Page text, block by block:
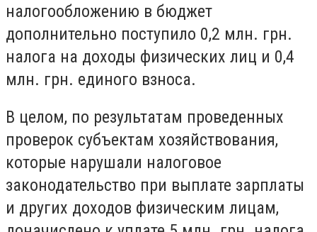
налогообложению в бюджет
дополнительно поступило 0,2 млн. грн.
налога на доходы физических лиц и 0,4
млн. грн. единого взноса.
В целом, по результатам проведенных
проверок субъектам хозяйствования,
которые нарушали налоговое
законодательство при выплате зарплаты
и других доходов физическим лицам,